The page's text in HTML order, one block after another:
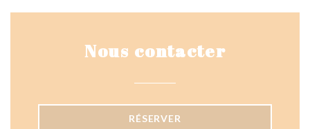
Nous contacter
RÉSERVER